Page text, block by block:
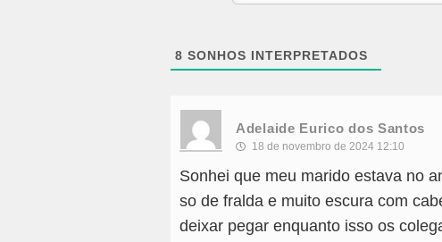
8 SONHOS INTERPRETADOS
Adelaide Eurico dos Santos
18 de novembro de 2024 12:10
Sonhei que meu marido estava no
so de fralda e muito escura com
deixar pegar enquanto isso os